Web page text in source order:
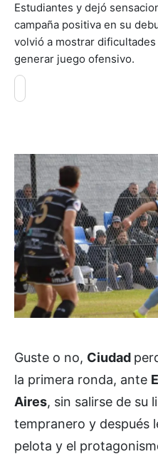
Estudiantes y dejó
campaña positiva en su
volvió a mostrar
generar juego ofensivo.
Guste o no, Ciudad
la primera ronda, ante
Aires, sin salirse de su
tempranero y después
pelota y el